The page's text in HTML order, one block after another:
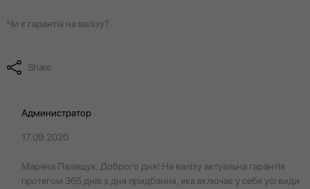
Чи є гарантія на валізу?
Share
Администратор
17.09.2020
Маряна Палащук, Доброго дня! На валізу актуальна гарантія
протягом 365 днів з дня придбання, яка включає у себе усі види